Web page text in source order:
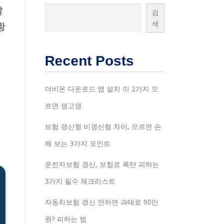
검
색
Recent Posts
더비온 다운로드 앱 설치 이 2가지 모
르면 생고생
보험 갱신형 비갱신형 차이, 모르면 손
해 보는 3가지 포인트
운전자보험 갱신, 보험료 폭탄 피하는
3가지 필수 체크리스트
자동차보험 갱신 안하면 과태료 90만
원? 피하는 법